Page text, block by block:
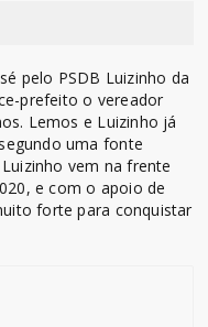
pelo PSDB Luizinho da
prefeito o vereador
Lemos e Luizinho já
uma fonte
vem na frente
e com o apoio de
forte para conquistar